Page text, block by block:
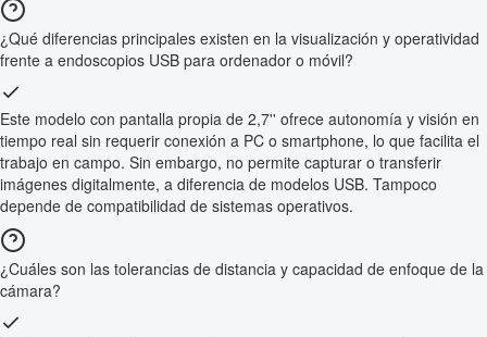
¿Qué diferencias principales existen en la visualización y operatividad
frente a endoscopios USB para ordenador o móvil?
Este modelo con pantalla propia de 2,7'' ofrece autonomía y visión en
tiempo real sin requerir conexión a PC o smartphone, lo que facilita el
trabajo en campo. Sin embargo, no permite capturar o transferir
imágenes digitalmente, a diferencia de modelos USB. Tampoco
depende de compatibilidad de sistemas operativos.
¿Cuáles son las tolerancias de distancia y capacidad de enfoque de la
cámara?